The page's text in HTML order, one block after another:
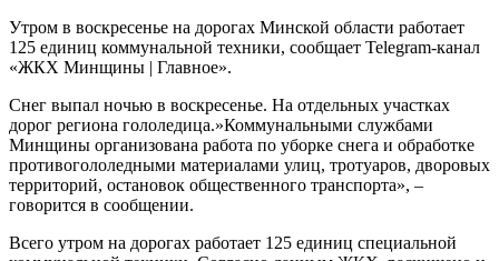
Утром в воскресенье на дорогах Минской области работает
125 единиц коммунальной техники, сообщает Telegram-канал
«ЖКХ Минщины | Главное».
Снег выпал ночью в воскресенье. На отдельных участках
дорог региона гололедица.»Коммунальными службами
Минщины организована работа по уборке снега и обработке
противогололедными материалами улиц, тротуаров, дворовых
территорий, остановок общественного транспорта», –
говорится в сообщении.
Всего утром на дорогах работает 125 единиц специальной